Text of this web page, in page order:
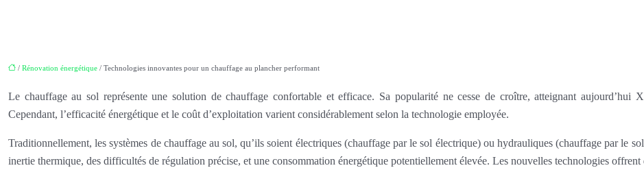
/ Rénovation énergétique / Technologies innovantes pour un chauffage au plancher performant
Le chauffage au sol représente une solution de chauffage confortable et efficace. Sa popularité ne cesse de croître, atteignant aujourd’hui
Cependant, l’efficacité énergétique et le coût d’exploitation varient considérablement selon la technologie employée.
Traditionnellement, les systèmes de chauffage au sol, qu’ils soient électriques (chauffage par le sol électrique) ou hydrauliques (chauffage par le
inertie thermique, des difficultés de régulation précise, et une consommation énergétique potentiellement élevée. Les nouvelles technologies